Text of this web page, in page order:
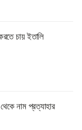
চায় ইতালি
নাম প্রত্যাহার